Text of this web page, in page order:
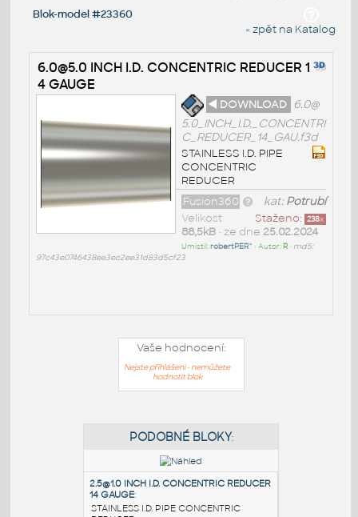
Blok-model #23360
« zpět na Katalog
6.0@5.0 INCH I.D. CONCENTRIC REDUCER 1
4 GAUGE
◄ DOWNLOAD
6.0@
5.0_INCH_I.D._CONCENTRI
C_REDUCER_14_GAU.f3d
STAINLESS I.D. PIPE
CONCENTRIC
REDUCER
kat:Potrubí
Fusion360
Staženo: 238x
Velikost
88,5kB• ze dne 25.02.2024
Umístil:robertPER^ • Autor: R• md5:
97c43e0746438ee3ec2ee31d83d5cf23
Vaše hodnocení:
Nejste přihlášeni - nemůžete
hodnotit blok